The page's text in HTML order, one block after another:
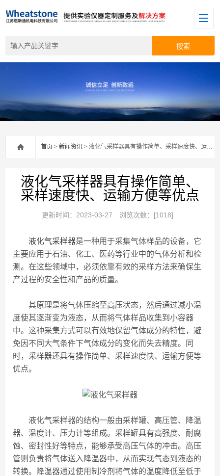
首页 >新闻资讯 > 液化气采样器具有操作简单、采样速度快、运输方便等优点
液化气采样器具有操作简单、
采样速度快、运输方便等优点
更新时间：2023-03-27 浏览次数：[1018]
液化气采样器是一种用于采集气体样品的设备，它
主要应用于石油、化工、医药等行业中的气体分析和检
测。在这些领域中，必须依靠有效的采样方法来确保生
产过程的安全性和产品的质量。
其原理是将气体压缩至高压状态，然后通过减小温
度使其逐渐变为液态，从而将气体样品收集到小容器
中。这种采集方式可以有效地保留气体成分的特性，避
免因不同大气条件下气体成分的变化而失去精度。同
时，采样器还具有操作简单、采样速度快、运输方便等
优点。
液化气采样器的结构一般由采样罐、高压管、降温
器、温度计、压力计等组成。采样罐具有高强度、耐腐
蚀、密封性好等特点，能够承受高压气体的冲击。高压
管则负责将气体送入降温器中，从而实现气态到液态的
转换。降温器通过使用制冷剂将气体的温度降低至低于